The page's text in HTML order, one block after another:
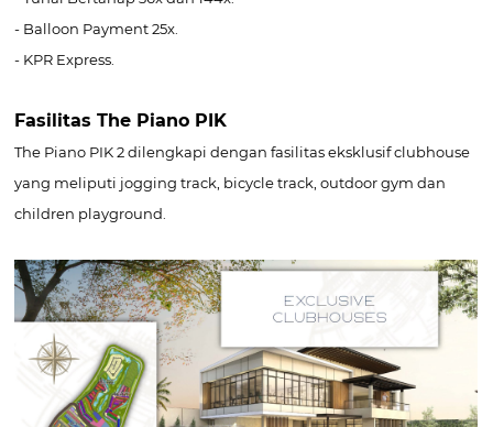
- Balloon Payment 25x.
- KPR Express.
Fasilitas The Piano PIK
The Piano PIK 2 dilengkapi dengan fasilitas eksklusif clubhouse
yang meliputi jogging track, bicycle track, outdoor gym dan
children playground.